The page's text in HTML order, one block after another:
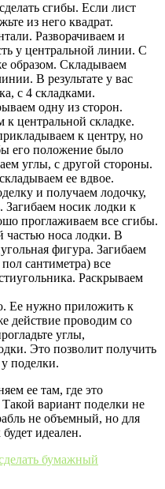
сгибы. Если лист
из него квадрат.
Разворачиваем и
у центральной линии. С
образом. Складываем
В результате у вас
с 4 складками.
одну из сторон.
к центральной складке.
к центру, но
его положение было
углы, с другой стороны.
ее вдвое.
и получаем лодочку,
носик лодки к
проглаживаем все сгибы.
частью носа лодки. В
фигура. Загибаем
сантиметра) все
Раскрываем
Ее нужно приложить к
действие проводим со
углы,
Это позволит получить
поделки.
ее там, где это
вариант поделки не
не объемный, но для
идеален.